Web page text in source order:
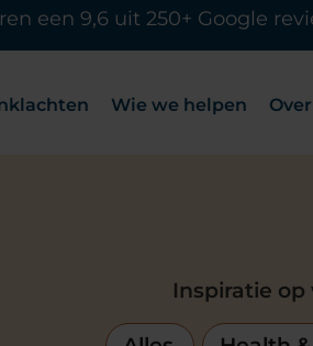
een 9,6 uit 250+ Google
Wie we helpen
Inspiratie